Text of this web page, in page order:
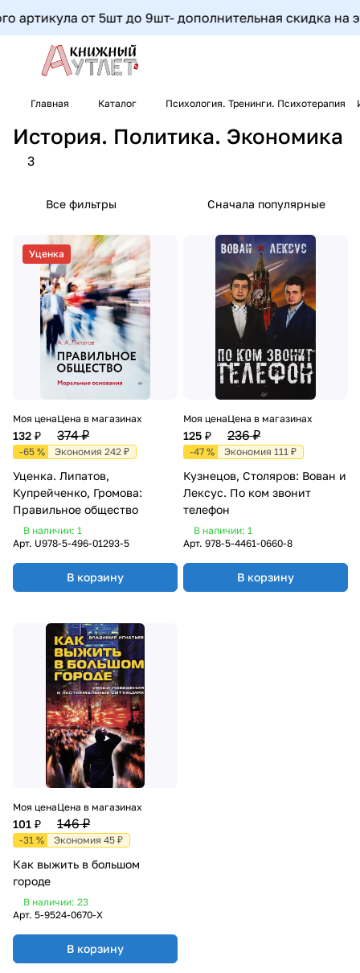
от 5шт до 9шт- дополнительная скидка на
Главная Каталог Психология. Тренинги. Психотерапия
История. Политика. Экономика
3
Все фильтры Сначала популярные
Уценка
Моя цена
132 ₽
Цена в магазинах
374 ₽
-65 % Экономия 242 ₽
Уценка. Липатов,
Купрейченко, Громова:
Правильное общество
В наличии: 1
Арт. U978-5-496-01293-5
В корзину
Моя цена
125 ₽
Цена в магазинах
236 ₽
-47 % Экономия 111 ₽
Кузнецов, Столяров: Вован и
Лексус. По ком звонит
телефон
В наличии: 1
Арт. 978-5-4461-0660-8
В корзину
Моя цена
101 ₽
Цена в магазинах
146 ₽
-31 % Экономия 45 ₽
Как выжить в большом
городе
В наличии: 23
Арт. 5-9524-0670-X
В корзину